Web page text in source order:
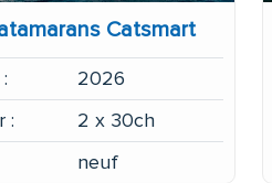
Catsmart
2026
:
2 x 30ch
neuf